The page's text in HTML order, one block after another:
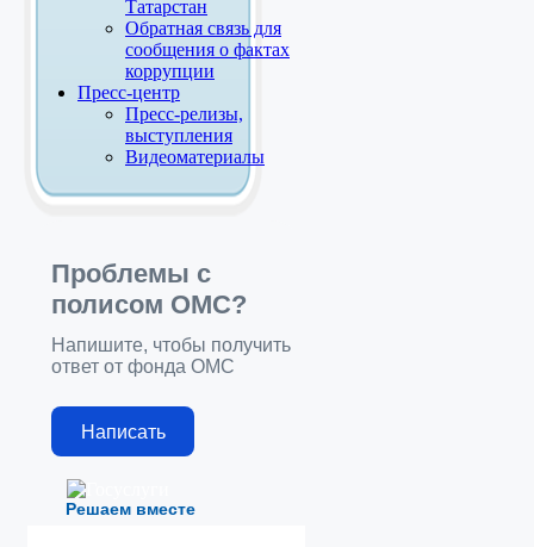
Татарстан
Обратная связь для
сообщения о фактах
коррупции
Пресс-центр
Пресс-релизы,
выступления
Видеоматериалы
Решаем вместе
Проблемы с
полисом ОМС?
Напишите, чтобы получить
ответ от фонда ОМС
Написать